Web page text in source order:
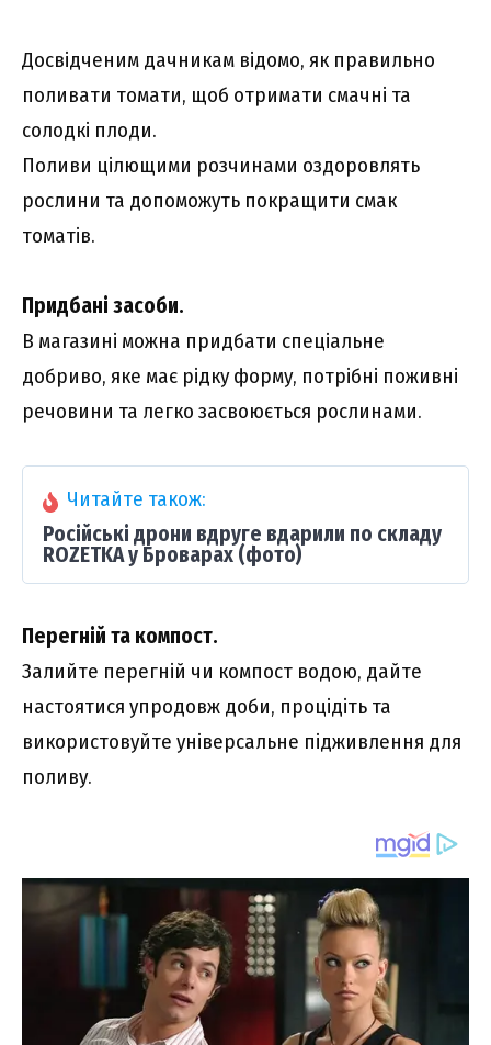
Досвідченим дачникам відомо, як правильно
поливати томати, щоб отримати смачні та
солодкі плоди.
Поливи цілющими розчинами оздоровлять
рослини та допоможуть покращити смак
томатів.
Придбані засоби.
В магазині можна придбати спеціальне
добриво, яке має рідку форму, потрібні поживні
речовини та легко засвоюється рослинами.
Читайте також:
Російські дрони вдруге вдарили по складу
ROZETKA у Броварах (фото)
Перегній та компост.
Залийте перегній чи компост водою, дайте
настоятися упродовж доби, процідіть та
використовуйте універсальне підживлення для
поливу.